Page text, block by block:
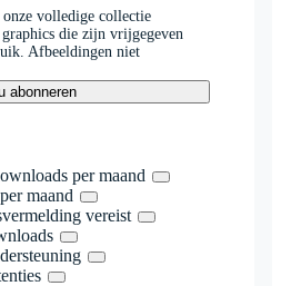
volledige collectie
die zijn vrijgegeven
Afbeeldingen niet
abonneren
per maand
maand
vereist